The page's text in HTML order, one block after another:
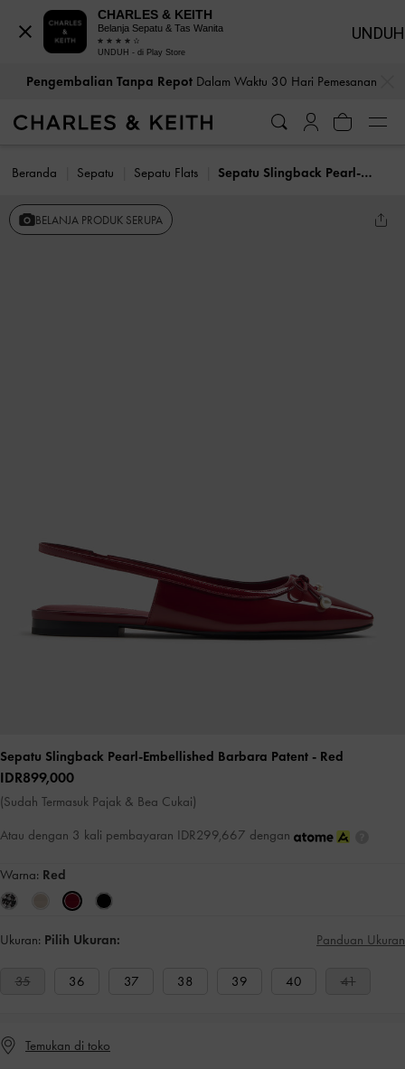
Pengembalian Tanpa RepotDalam Waktu 30 Hari Pemesanan
Beranda Sepatu Sepatu Flats Sepatu Slingback Pearl-Embellished Barbara Patent
BELANJA PRODUK SERUPA
Sepatu Slingback Pearl-Embellished Barbara Patent - Red
IDR899,000
(Sudah Termasuk Pajak & Bea Cukai)
Atau dengan 3 kali pembayaran IDR299,667 dengan
Warna: Red
Ukuran: Pilih Ukuran: Panduan Ukuran
35 36 37 38 39 40 41
Temukan di toko
CHARLES & KEITH
Belanja Sepatu & Tas Wanita
UNDUH - di Play Store
UNDUH